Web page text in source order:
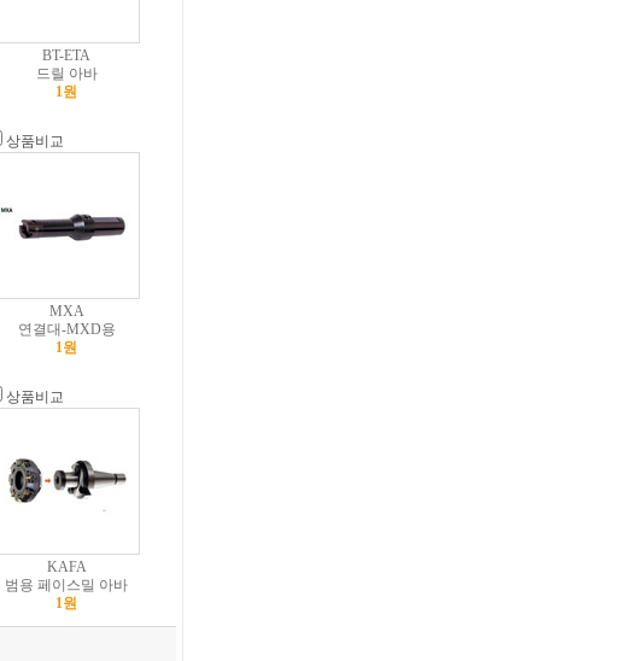
BT-ETA
드릴 아바
1원
상품비교
MXA
연결대-MXD용
1원
상품비교
KAFA
범용 페이스밀 아바
1원